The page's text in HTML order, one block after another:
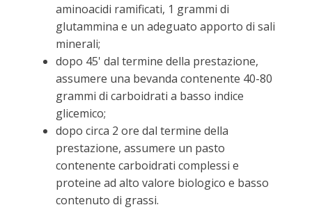
aminoacidi ramificati, 1 grammi di
glutammina e un adeguato apporto di sali
minerali;
dopo 45' dal termine della prestazione,
assumere una bevanda contenente 40-80
grammi di carboidrati a basso indice
glicemico;
dopo circa 2 ore dal termine della
prestazione, assumere un pasto
contenente carboidrati complessi e
proteine ad alto valore biologico e basso
contenuto di grassi.